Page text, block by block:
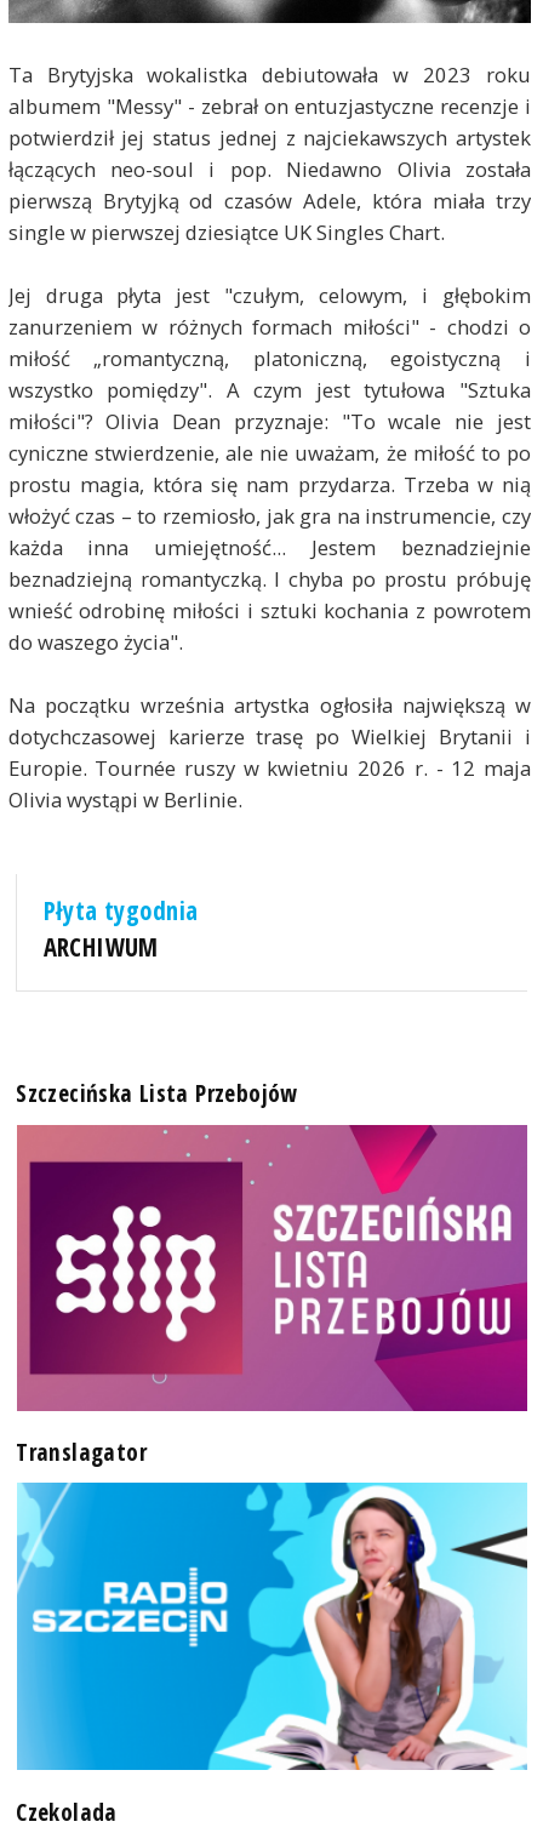
Ta Brytyjska wokalistka debiutowała w 2023 roku
albumem "Messy" - zebrał on entuzjastyczne recenzje i
potwierdził jej status jednej z najciekawszych artystek
łączących neo-soul i pop. Niedawno Olivia została
pierwszą Brytyjką od czasów Adele, która miała trzy
single w pierwszej dziesiątce UK Singles Chart.
Jej druga płyta jest "czułym, celowym, i głębokim
zanurzeniem w różnych formach miłości" - chodzi o
miłość „romantyczną, platoniczną, egoistyczną i
wszystko pomiędzy". A czym jest tytułowa "Sztuka
miłości"? Olivia Dean przyznaje: "To wcale nie jest
cyniczne stwierdzenie, ale nie uważam, że miłość to po
prostu magia, która się nam przydarza. Trzeba w nią
włożyć czas – to rzemiosło, jak gra na instrumencie, czy
każda inna umiejętność... Jestem beznadziejnie
beznadziejną romantyczką. I chyba po prostu próbuję
wnieść odrobinę miłości i sztuki kochania z powrotem
do waszego życia".
Na początku września artystka ogłosiła największą w
dotychczasowej karierze trasę po Wielkiej Brytanii i
Europie. Tournée ruszy w kwietniu 2026 r. - 12 maja
Olivia wystąpi w Berlinie.
Płyta tygodnia
ARCHIWUM
Szczecińska Lista Przebojów
Translagator
Czekolada